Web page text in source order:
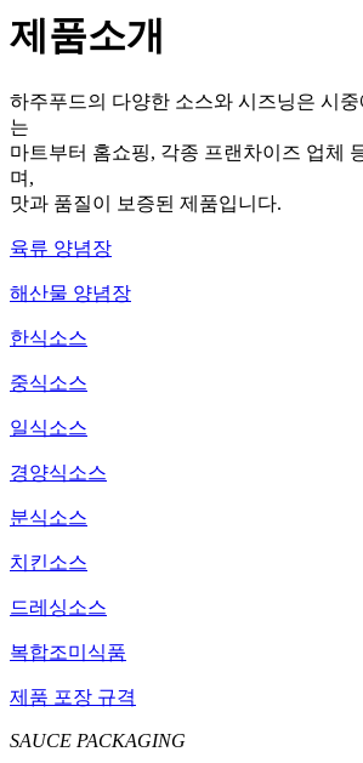
제품소개
하주푸드의 다양한 소스와 시즈닝은 시
는
마트부터 홈쇼핑, 각종 프랜차이즈 업체
며,
맛과 품질이 보증된 제품입니다.
육류 양념장
해산물 양념장
한식소스
중식소스
일식소스
경양식소스
분식소스
치킨소스
드레싱소스
복합조미식품
제품 포장 규격
SAUCE PACKAGING